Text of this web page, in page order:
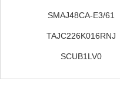
SMAJ48CA-E3/61
TAJC226K016RNJ
SCUB1LV0